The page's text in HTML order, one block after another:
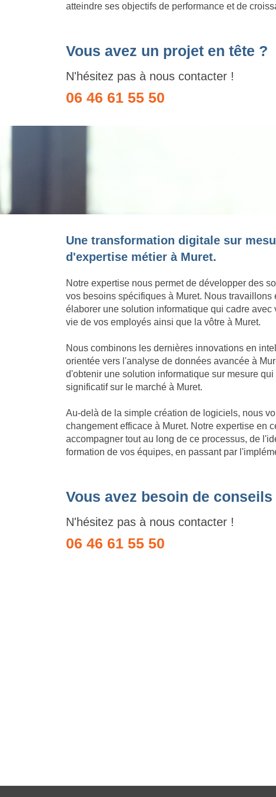
atteindre ses objectifs de performance et de
Vous avez un projet en tête ?
N'hésitez pas à nous contacter !
06 46 61 55 50
Une transformation digitale sur
d'expertise métier à Muret.
Notre expertise nous permet de développer des
vos besoins spécifiques à Muret. Nous
élaborer une solution informatique qui cadre
vie de vos employés ainsi que la vôtre à Muret.
Nous combinons les dernières innovations en
orientée vers l'analyse de données avancée à
d'obtenir une solution informatique sur mesure
significatif sur le marché à Muret.
Au-delà de la simple création de logiciels, nous
changement efficace à Muret. Notre expertise en
accompagner tout au long de ce processus, de
formation de vos équipes, en passant par
Vous avez besoin de conseils
N'hésitez pas à nous contacter !
06 46 61 55 50